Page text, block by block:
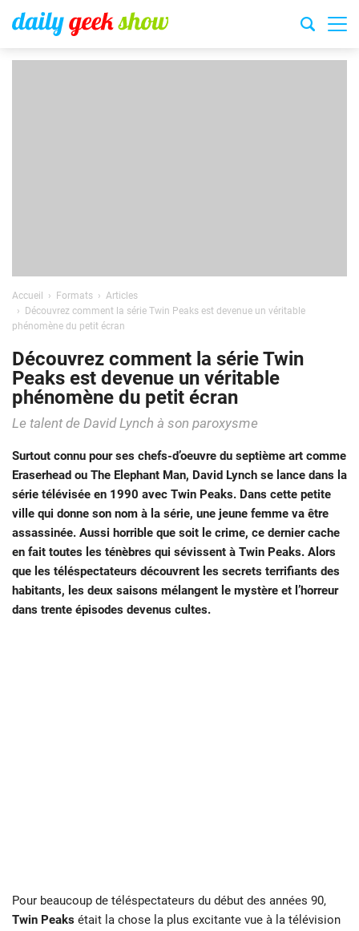
Accueil Formats
Articles
Découvrez comment la série Twin Peaks est devenue un véritable
phénomène du petit écran
Découvrez comment la série Twin
Peaks est devenue un véritable
phénomène du petit écran
Le talent de David Lynch à son paroxysme
Surtout connu pour ses chefs-d’oeuvre du septième art comme
Eraserhead ou The Elephant Man, David Lynch se lance dans la
série télévisée en 1990 avec Twin Peaks. Dans cette petite
ville qui donne son nom à la série, une jeune femme va être
assassinée. Aussi horrible que soit le crime, ce dernier cache
en fait toutes les ténèbres qui sévissent à Twin Peaks. Alors
que les téléspectateurs découvrent les secrets terrifiants des
habitants, les deux saisons mélangent le mystère et l’horreur
dans trente épisodes devenus cultes.
Pour beaucoup de téléspectateurs du début des années 90,
Twin Peaks était la chose la plus excitante vue à la télévision